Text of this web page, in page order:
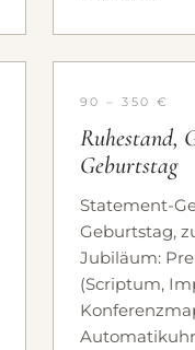
90 – 350 €
Ruhestand,
Geburtstag
Statement-
Geburtstag,
Jubiläum:
(Scriptum,